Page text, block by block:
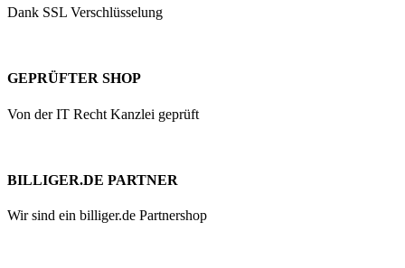
Dank SSL Verschlüsselung
GEPRÜFTER SHOP
Von der IT Recht Kanzlei geprüft
BILLIGER.DE PARTNER
Wir sind ein billiger.de Partnershop